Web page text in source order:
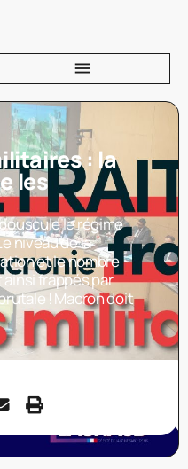
: la
les
le régime
niveau de la
et le nombre
ainsi frappés par
! Macron doit